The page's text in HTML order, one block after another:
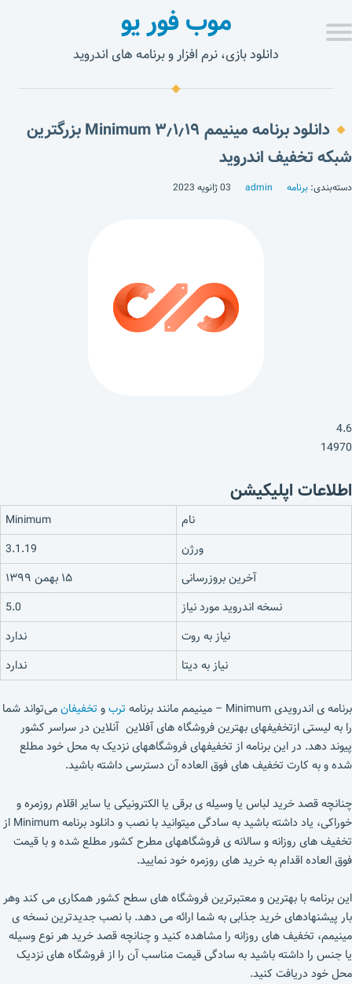
موب فور یو
دانلود بازی، نرم افزار و برنامه های اندروید
دانلود برنامه مینیمم ۳٫۱٫۱۹ Minimum‏ بزرگترین
شبکه تخفیف اندروید
دسته‌بندی: برنامه admin 03 ژانویه 2023
4.6
14970
اطلاعات اپلیکیشن
نام
Minimum‏
ورژن
3.1.19
آخرین بروزرسانی
۱۵ بهمن ۱۳۹۹
نسخه اندروید مورد نیاز
5.0
نیاز به روت
ندارد
نیاز به دیتا
ندارد
برنامه ی اندرویدی Minimum – مینیمم مانند برنامه تربو تخفیفانمی‌تواند شما
را به لیستی ازتخفیفهای بهترین فروشگاه های آفلاین آنلاین در سراسر کشور
پیوند دهد. در این برنامه از تخفیفهای فروشگاههای نزدیک به محل خود مطلع
شده و به کارت تخفیف های فوق العاده آن دسترسی داشته باشید.
چنانچه قصد خرید لباس یا وسیله ی برقی یا الکترونیکی یا سایر اقلام روزمره و
خوراکی، یاد داشته باشید به سادگی میتوانید با نصب و دانلود برنامه Minimum از
تخفیف های روزانه و سالانه ی فروشگاههای مطرح کشور مطلع شده و با قیمت
فوق العاده اقدام به خرید های روزمره خود نمایید.
این برنامه با بهترین و معتبرترین فروشگاه های سطح کشور همکاری می کند وهر
بار پیشنهادهای خرید جذابی به شما ارائه می دهد. با نصب جدیدترین نسخه ی
مینیمم، تخفیف های روزانه را مشاهده کنید و چنانچه قصد خرید هر نوع وسیله
یا جنس را داشته باشید به سادگی قیمت مناسب آن را از فروشگاه های نزدیک
محل خود دریافت کنید.